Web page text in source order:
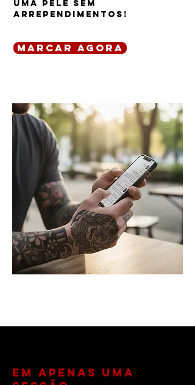
uma pele sem
arrependimentos!
marcar agora
EM APENAS UMA